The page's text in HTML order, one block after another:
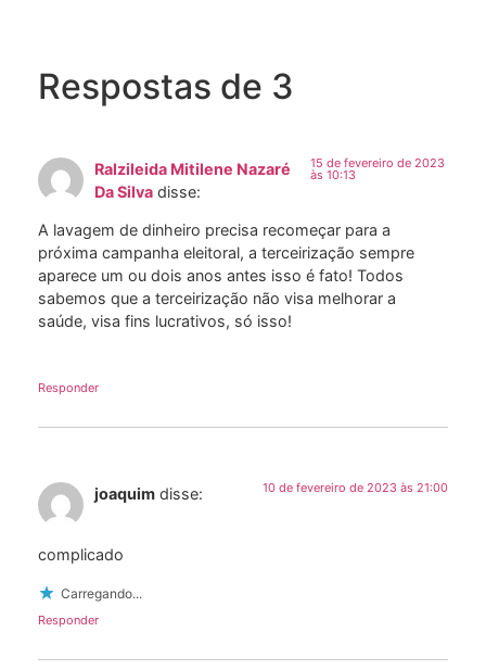
Respostas de 3
Ralzileida Mitilene Nazaré
Da Silva disse:
15 de fevereiro de 2023
às 10:13
A lavagem de dinheiro precisa recomeçar para a
próxima campanha eleitoral, a terceirização sempre
aparece um ou dois anos antes isso é fato! Todos
sabemos que a terceirização não visa melhorar a
saúde, visa fins lucrativos, só isso!
Responder
joaquim disse: 10 de fevereiro de 2023 às 21:00
complicado
Carregando...
Responder